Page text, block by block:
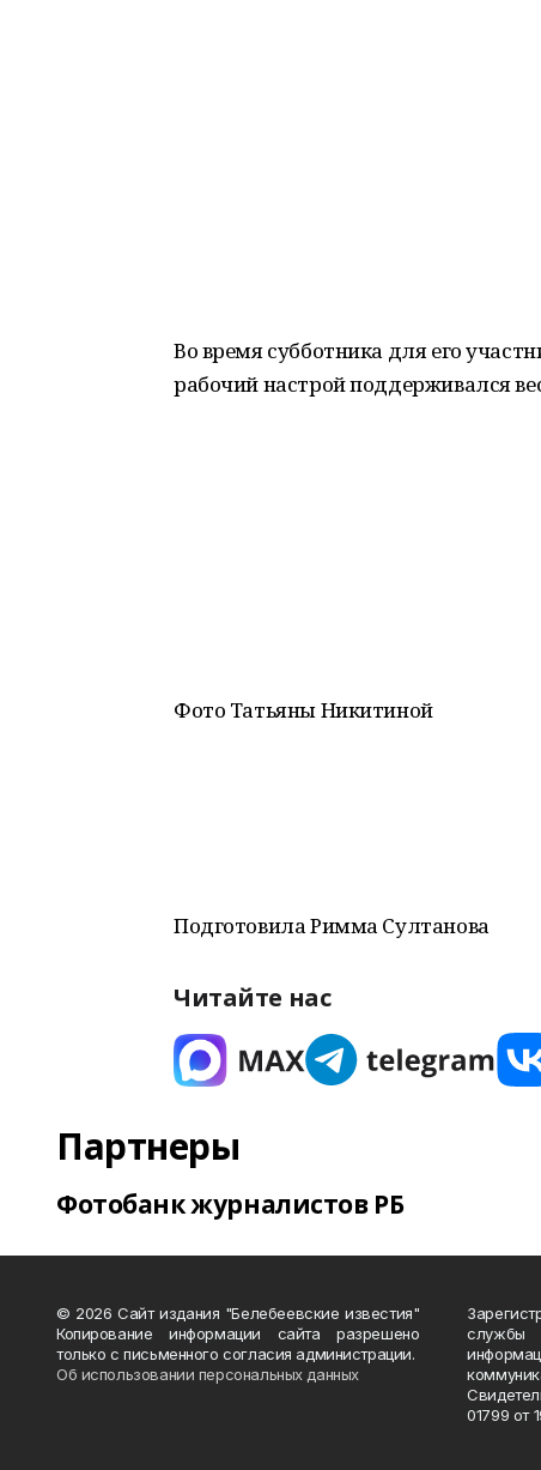
Во время субботника для его
рабочий настрой поддерживался
Фото Татьяны Никитиной
Подготовила Римма Султанова
Читайте нас
Партнеры
Фотобанк журналистов РБ
© 2026 Сайт издания "Белебеевские известия"
Копирование информации сайта разрешено
только с письменного согласия администрации.
Об использовании персональных данных
01799 от